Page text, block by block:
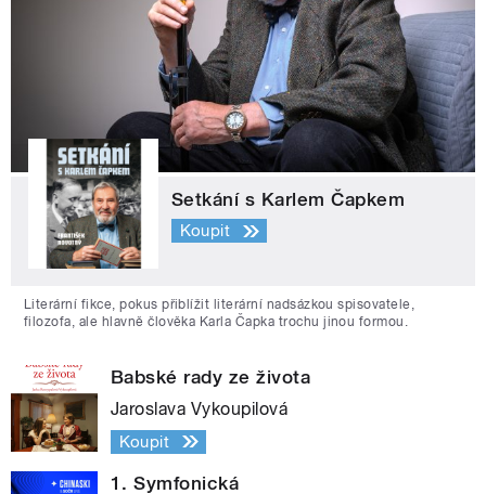
Setkání s Karlem Čapkem
Koupit
Literární fikce, pokus přiblížit literární nadsázkou spisovatele,
filozofa, ale hlavně člověka Karla Čapka trochu jinou formou.
Babské rady ze života
Jaroslava Vykoupilová
Koupit
1. Symfonická